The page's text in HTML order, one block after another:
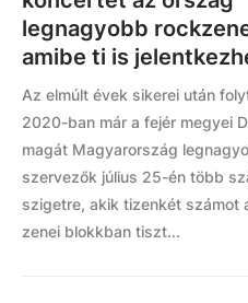
legnagyobb
amibe ti is
Az elmúlt évek sikerei után
2020-ban már a fejér megyei
magát Magyarország
szervezők július 25-én több
szigetre, akik tizenkét számot
zenei blokkban tiszt...